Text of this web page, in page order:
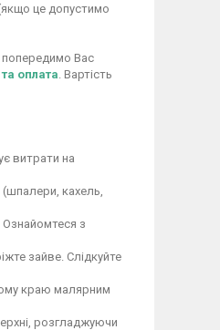
це допустимо
попередимо Вас
оплата . Вартість
витрати на
кахель,
з
зайве. Слідкуйте
краю малярним
розгладжуючи